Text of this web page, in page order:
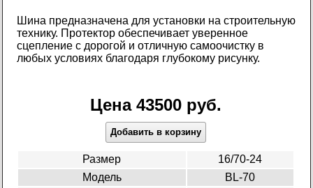
Шина предназначена для установки на строительную
технику. Протектор обеспечивает уверенное
сцепление с дорогой и отличную самоочистку в
любых условиях благодаря глубокому рисунку.
Цена 43500 руб.
Добавить в корзину
Размер
16/70-24
Модель
BL-70